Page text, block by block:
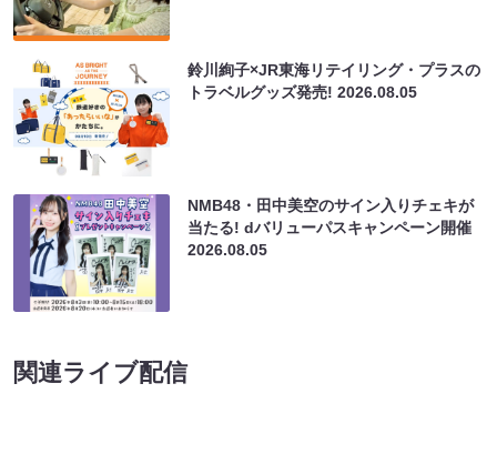
鈴川絢子×JR東海リテイリング・プラスの
トラベルグッズ発売!2026.08.05
NMB48・田中美空のサイン入りチェキが
当たる! dバリューパスキャンペーン開催
2026.08.05
関連ライブ配信